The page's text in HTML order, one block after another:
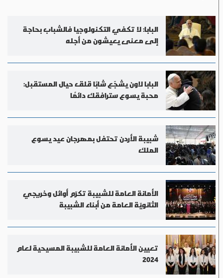
البابا: لا تكفي التكنولوجيا فالشباب بحاجة
إلى معنى يعيشون من أجله
البابا لاون يشجّع شابًا قلق حيال المستقبل:
محبة يسوع سترافقك دائمًا
شبيبة الأردن تحتفل بمهرجان عيد يسوع
الملك
الأمانة العامة للشبيبة تكرّم أوائل وخريجي
الثانويّة العامة من أبناء الشبيبة
تعيين الأمانة العامة للشبيبة المسيحية لعام
2024